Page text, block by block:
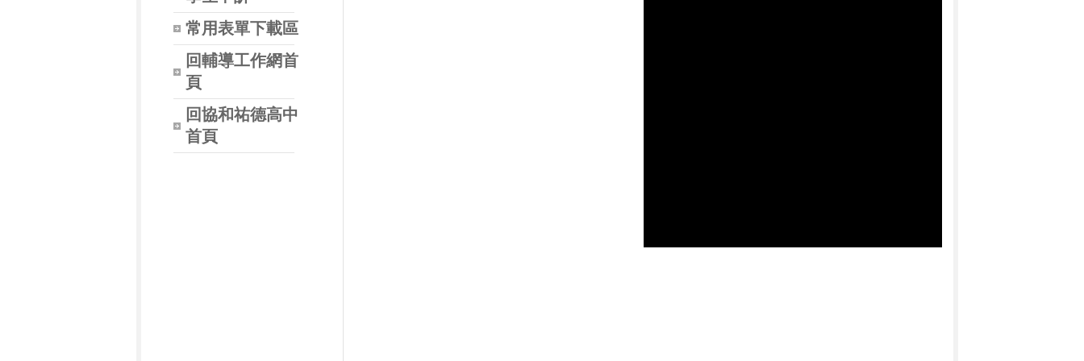
常用表單下載區
回輔導工作網首
頁
回協和祐德高中
首頁